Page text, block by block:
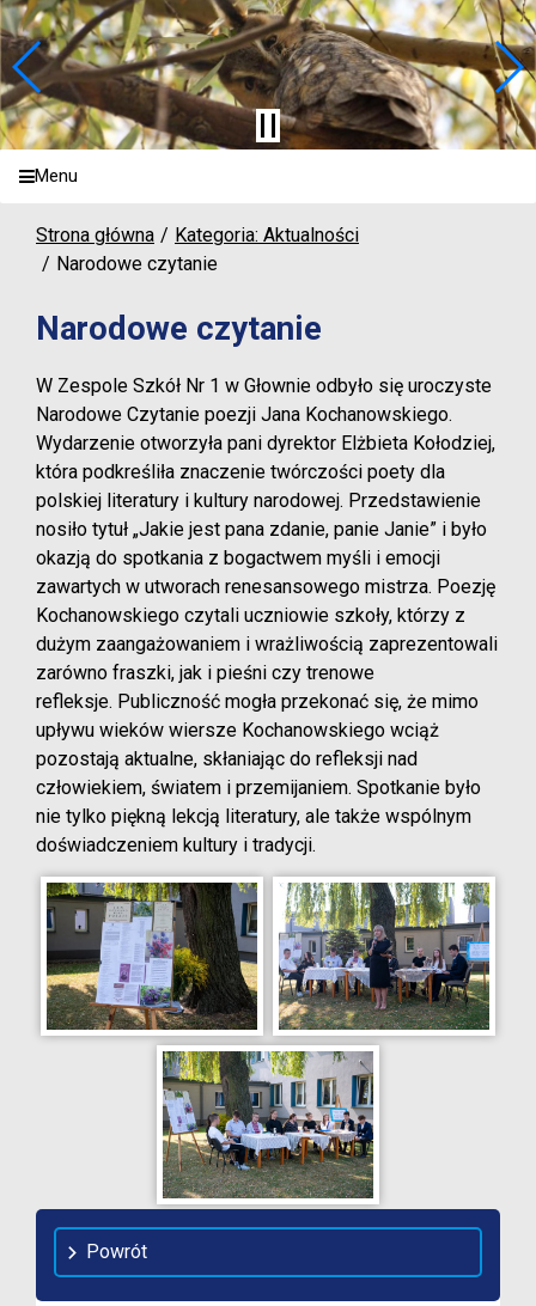
Menu
Strona główna
Kategoria: Aktualności
Narodowe czytanie
Narodowe czytanie
W Zespole Szkół Nr 1 w Głownie odbyło się uroczyste
Narodowe Czytanie poezji Jana Kochanowskiego.
Wydarzenie otworzyła pani dyrektor Elżbieta Kołodziej,
która podkreśliła znaczenie twórczości poety dla
polskiej literatury i kultury narodowej. Przedstawienie
nosiło tytuł „Jakie jest pana zdanie, panie Janie” i było
okazją do spotkania z bogactwem myśli i emocji
zawartych w utworach renesansowego mistrza. Poezję
Kochanowskiego czytali uczniowie szkoły, którzy z
dużym zaangażowaniem i wrażliwością zaprezentowali
zarówno fraszki, jak i pieśni czy trenowe
refleksje. Publiczność mogła przekonać się, że mimo
upływu wieków wiersze Kochanowskiego wciąż
pozostają aktualne, skłaniając do refleksji nad
człowiekiem, światem i przemijaniem. Spotkanie było
nie tylko piękną lekcją literatury, ale także wspólnym
doświadczeniem kultury i tradycji.
Powrót